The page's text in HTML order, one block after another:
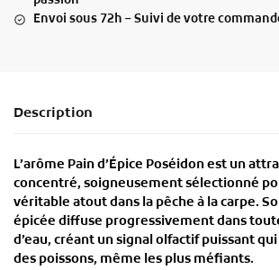
Envoi sous 72h – Suivi de votre
Description
L’arôme Pain d’Épice Poséidonest un
concentré, soigneusement sélectionné
véritable atout dans la pêche à la carpe.
épicée diffuse progressivement dans
d’eau, créant un signal olfactif puissant qui
des poissons, même les plus méfiants.